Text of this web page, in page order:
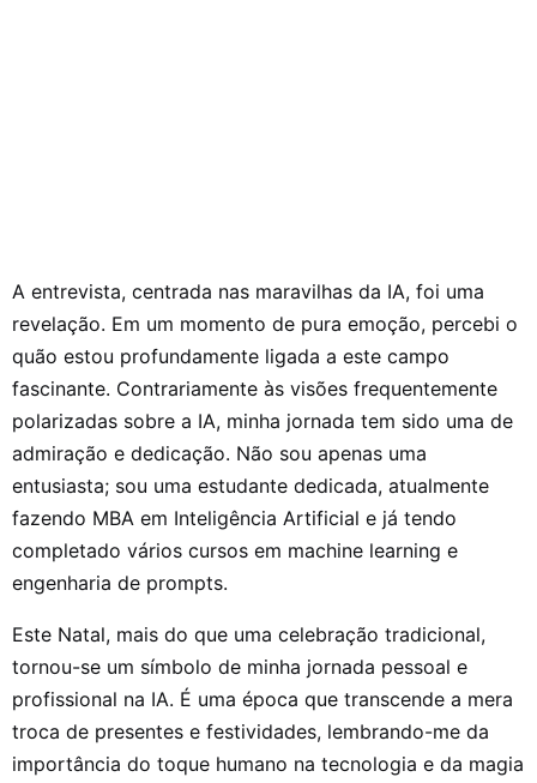
A entrevista, centrada nas maravilhas da IA, foi uma
revelação. Em um momento de pura emoção, percebi o
quão estou profundamente ligada a este campo
fascinante. Contrariamente às visões frequentemente
polarizadas sobre a IA, minha jornada tem sido uma de
admiração e dedicação. Não sou apenas uma
entusiasta; sou uma estudante dedicada, atualmente
fazendo MBA em Inteligência Artificial e já tendo
completado vários cursos em machine learning e
engenharia de prompts.
Este Natal, mais do que uma celebração tradicional,
tornou-se um símbolo de minha jornada pessoal e
profissional na IA. É uma época que transcende a mera
troca de presentes e festividades, lembrando-me da
importância do toque humano na tecnologia e da magia